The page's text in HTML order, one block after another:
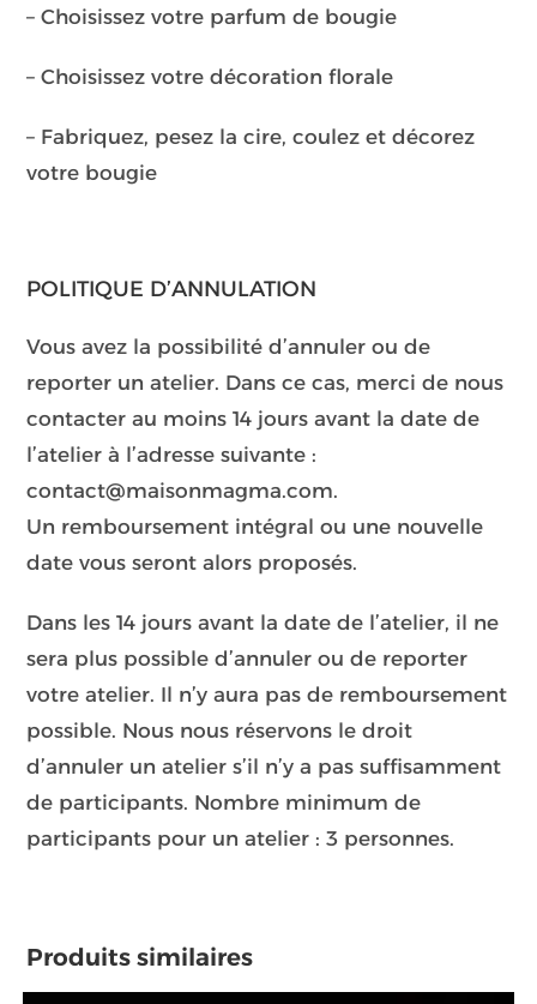
– Choisissez votre parfum de bougie
– Choisissez votre décoration florale
– Fabriquez, pesez la cire, coulez et décorez
votre bougie
POLITIQUE D’ANNULATION
Vous avez la possibilité d’annuler ou de
reporter un atelier. Dans ce cas, merci de nous
contacter au moins 14 jours avant la date de
l’atelier à l’adresse suivante :
contact@maisonmagma.com.
Un remboursement intégral ou une nouvelle
date vous seront alors proposés.
Dans les 14 jours avant la date de l’atelier, il ne
sera plus possible d’annuler ou de reporter
votre atelier. Il n’y aura pas de remboursement
possible. Nous nous réservons le droit
d’annuler un atelier s’il n’y a pas suffisamment
de participants. Nombre minimum de
participants pour un atelier : 3 personnes.
Produits similaires